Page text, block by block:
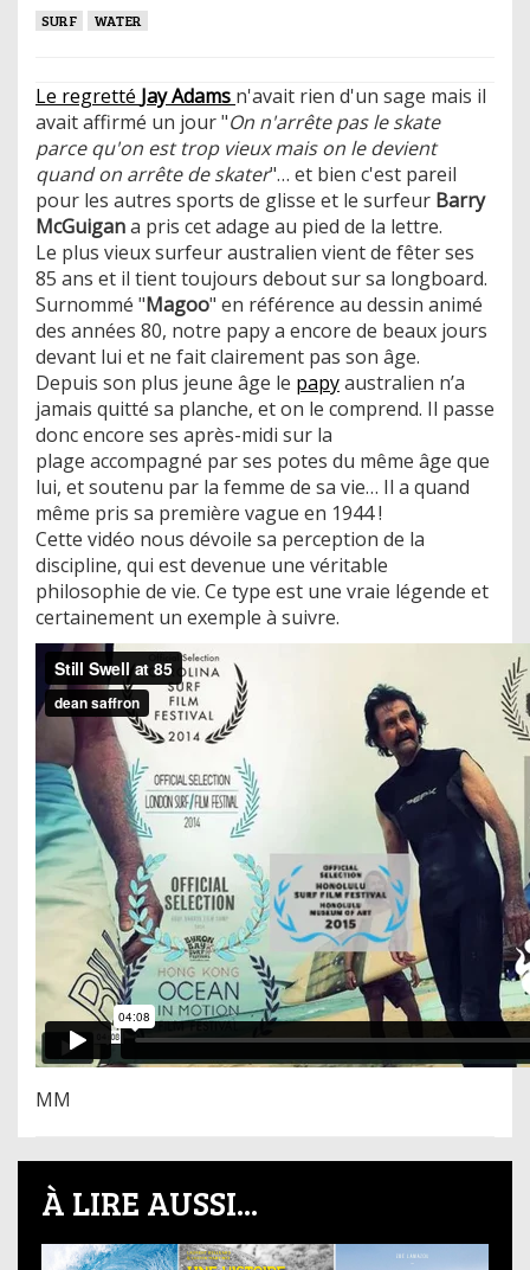
SURF WATER
Le regretté Jay Adams n'avait rien d'un sage mais il
avait affirmé un jour "On n'arrête pas le skate
parce qu'on est trop vieux mais on le devient
quand on arrête de skater"… et bien c'est pareil
pour les autres sports de glisse et le surfeur Barry
McGuigana pris cet adage au pied de la lettre.
Le plus vieux surfeur australien vient de fêter ses
85 ans et il tient toujours debout sur sa longboard.
Surnommé "Magoo" en référence au dessin animé
des années 80, notre papy a encore de beaux jours
devant lui et ne fait clairement pas son âge.
Depuis son plus jeune âge le papyaustralien n’a
jamais quitté sa planche, et on le comprend. Il passe
donc encore ses après-midi sur la
plage accompagné par ses potes du même âge que
lui, et soutenu par la femme de sa vie… Il a quand
même pris sa première vague en 1944 !
Cette vidéo nous dévoile sa perception de la
discipline, qui est devenue une véritable
philosophie de vie. Ce type est une vraie légende et
certainement un exemple à suivre.
MM
À LIRE AUSSI...